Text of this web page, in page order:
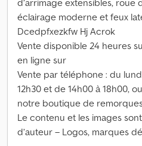
d’arrimage extensibles,
éclairage moderne et feux
Dcedpfxezkfw Hj Acrok
Vente disponible 24 heures
en ligne sur
Vente par téléphone : du
12h30 et de 14h00 à 18h00,
notre boutique de
Le contenu et les images
d’auteur – Logos, marques